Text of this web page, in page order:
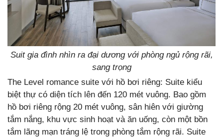
Suit gia đình nhìn ra đại dương với phòng ngủ rộng rãi,
sang trọng
The Level romance suite với hồ bơi riêng: Suite kiểu
biệt thự có diện tích lên đến 120 mét vuông. Bao gồm
hồ bơi riêng rộng 20 mét vuông, sân hiên với giường
tắm nắng, khu vực sinh hoạt và ăn uống, còn một bồn
tắm lãng mạn tráng lệ trong phòng tắm rộng rãi. Suite